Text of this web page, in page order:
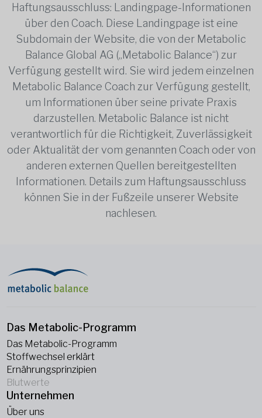
Haftungsausschluss: Landingpage-Informationen
über den Coach. Diese Landingpage ist eine
Subdomain der Website, die von der Metabolic
Balance Global AG („Metabolic Balance“) zur
Verfügung gestellt wird. Sie wird jedem einzelnen
Metabolic Balance Coach zur Verfügung gestellt,
um Informationen über seine private Praxis
darzustellen. Metabolic Balance ist nicht
verantwortlich für die Richtigkeit, Zuverlässigkeit
oder Aktualität der vom genannten Coach oder von
anderen externen Quellen bereitgestellten
Informationen. Details zum Haftungsausschluss
können Sie in der Fußzeile unserer Website
nachlesen.
Das Metabolic-Programm
Das Metabolic-Programm
Stoffwechsel erklärt
Ernährungsprinzipien
Blutwerte
Unternehmen
Über uns